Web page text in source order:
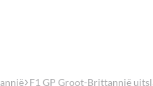
F1 GP Groot-Brittannië